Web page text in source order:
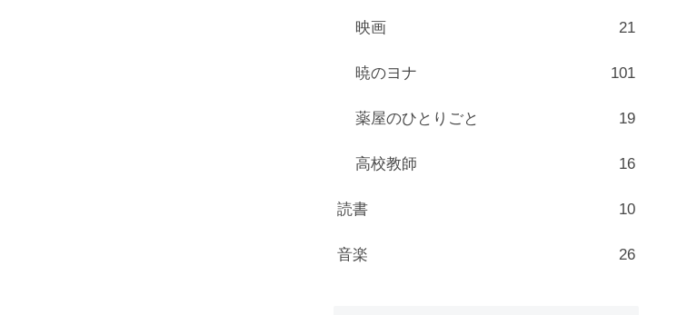
映画 21
暁のヨナ 101
薬屋のひとりごと 19
高校教師 16
読書 10
音楽 26